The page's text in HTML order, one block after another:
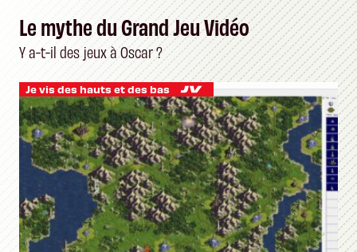
Le mythe du Grand Jeu Vidéo
Y a-t-il des jeux à Oscar ?
Je vis des hauts et des bas